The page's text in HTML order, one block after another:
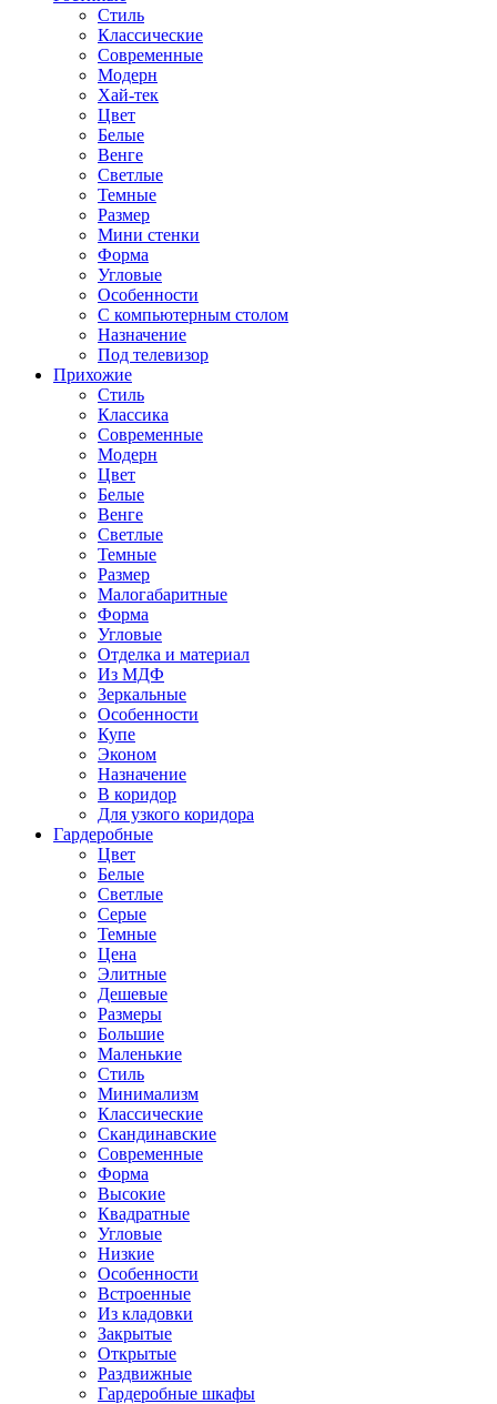
Стиль
Классические
Современные
Модерн
Хай-тек
Цвет
Белые
Венге
Светлые
Темные
Размер
Мини стенки
Форма
Угловые
Особенности
С компьютерным столом
Назначение
Под телевизор
Прихожие
Стиль
Классика
Современные
Модерн
Цвет
Белые
Венге
Светлые
Темные
Размер
Малогабаритные
Форма
Угловые
Отделка и материал
Из МДФ
Зеркальные
Особенности
Купе
Эконом
Назначение
В коридор
Для узкого коридора
Гардеробные
Цвет
Белые
Светлые
Серые
Темные
Цена
Элитные
Дешевые
Размеры
Большие
Маленькие
Стиль
Минимализм
Классические
Скандинавские
Современные
Форма
Высокие
Квадратные
Угловые
Низкие
Особенности
Встроенные
Из кладовки
Закрытые
Открытые
Раздвижные
Гардеробные шкафы